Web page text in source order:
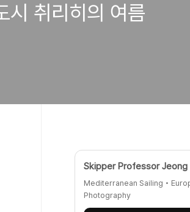
시 취리히의 여름
Skipper Professor Jeong
Mediterranean Sailing •
Photography